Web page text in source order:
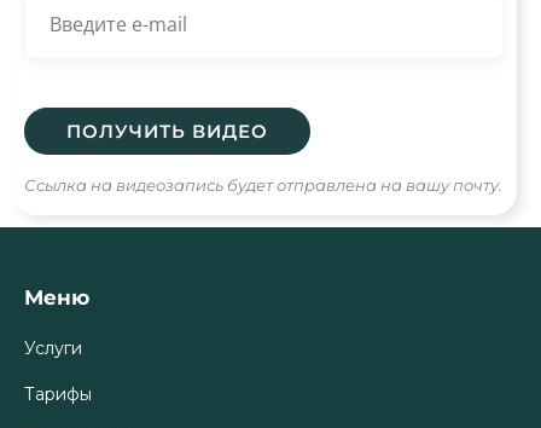
Ссылка на видеозапись будет отправлена на вашу почту.
Меню
Услуги
Тарифы